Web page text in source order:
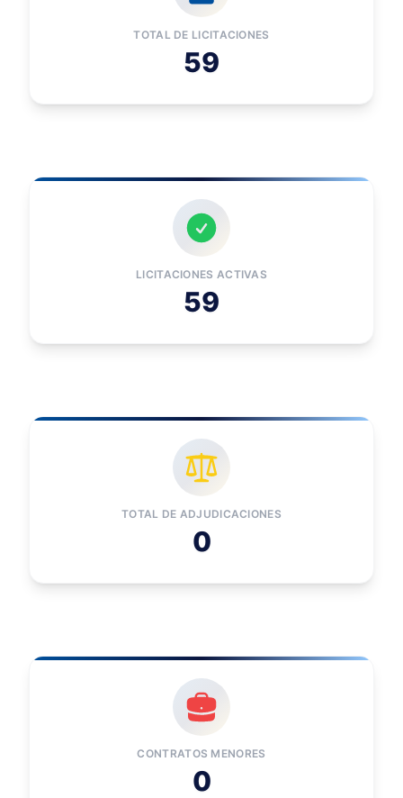
TOTAL DE LICITACIONES
59
LICITACIONES ACTIVAS
59
TOTAL DE ADJUDICACIONES
0
CONTRATOS MENORES
0